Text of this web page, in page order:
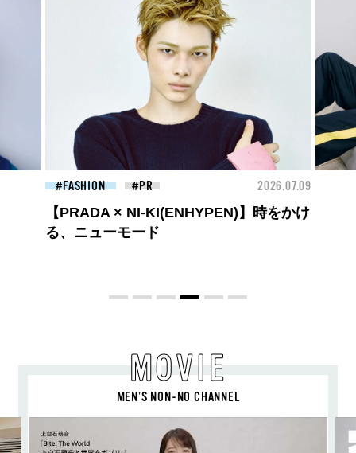
FASHION 2026.07.09
ロエベの新しい世界へようこそ。大胆な
コントラストとレイヤードの先に。装う
MOVIE
MEN’S NON-NO CHANNEL